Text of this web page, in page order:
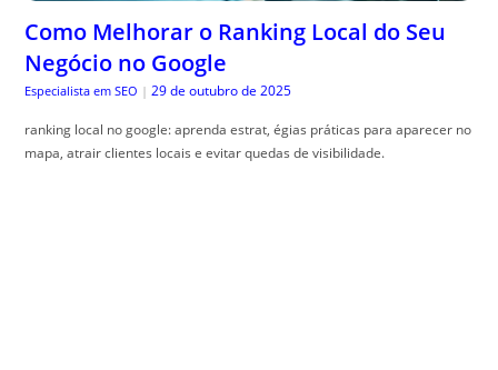
Como Melhorar o Ranking Local do Seu
Negócio no Google
Especialista em SEO | 29 de outubro de 2025
ranking local no google: aprenda estrat, égias práticas para aparecer no
mapa, atrair clientes locais e evitar quedas de visibilidade.